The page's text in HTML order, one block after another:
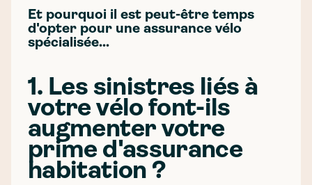
Et pourquoi il est peut-être temps
d'opter pour une assurance vélo
spécialisée...
1. Les sinistres liés à
votre vélo font-ils
augmenter votre
prime d'assurance
habitation ?